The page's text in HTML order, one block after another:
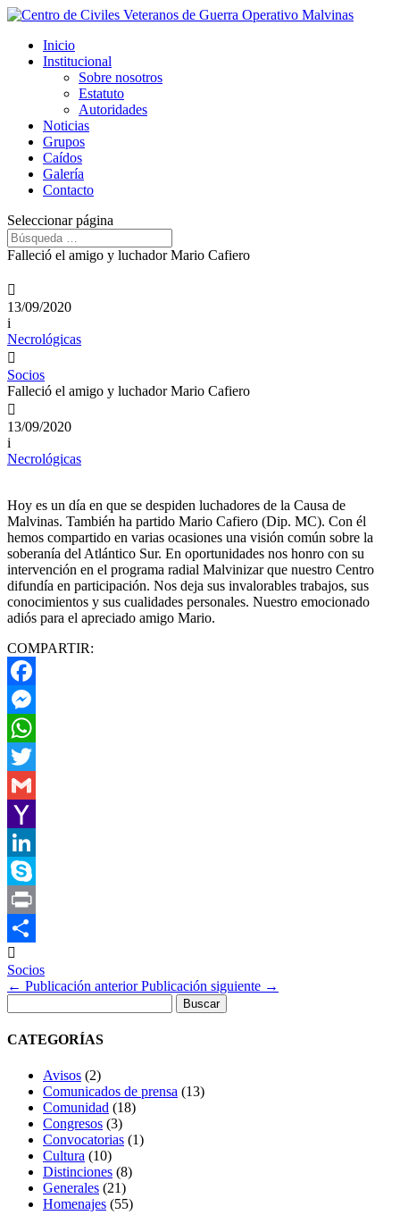
Inicio
Institucional
Sobre nosotros
Estatuto
Autoridades
Noticias
Grupos
Caídos
Galería
Contacto
Seleccionar página
Falleció el amigo y luchador Mario Cafiero

13/09/2020
i
Necrológicas

Socios
Falleció el amigo y luchador Mario Cafiero

13/09/2020
i
Necrológicas
Hoy es un día en que se despiden luchadores de la Causa de
Malvinas. También ha partido Mario Cafiero (Dip. MC). Con él
hemos compartido en varias ocasiones una visión común sobre la
soberanía del Atlántico Sur. En oportunidades nos honro con su
intervención en el programa radial Malvinizar que nuestro Centro
difundía en participación. Nos deja sus invalorables trabajos, sus
conocimientos y sus cualidades personales. Nuestro emocionado
adiós para el apreciado amigo Mario.
COMPARTIR:
Facebook
Messenger
WhatsApp
Twitter
Gmail
Yahoo
Mail
LinkedIn
Skype
Print
Compartir

Socios
← Publicación anterior Publicación siguiente →
CATEGORÍAS
Avisos (2)
Comunicados de prensa (13)
Comunidad (18)
Congresos (3)
Convocatorias (1)
Cultura (10)
Distinciones (8)
Generales (21)
Homenajes (55)